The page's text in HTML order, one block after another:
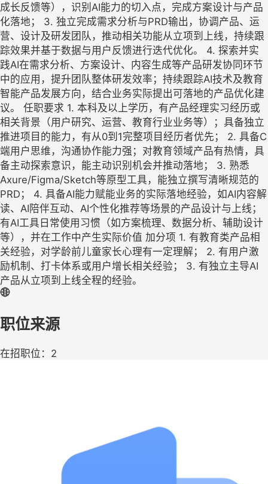
成长反馈等），识别AI能力的切入点，完成方案设计与产品
化落地； 3. 独立完成需求分析与PRD输出，协调产品、运
营、设计及研发团队，推动相关功能从立项到上线，持续跟
踪效果并基于数据与用户反馈进行迭代优化。 4. 探索并实
践AI在需求分析、方案设计、内容生成等产品研发协同环节
中的应用，提升团队整体研发效率；持续跟踪AI技术及教育
智能产品发展方向，结合业务实际提出可落地的产品优化建
议。 任职要求 1. 本科及以上学历，有产品经理实习经历或
相关背景（用户研究、运营、教育行业业务等）；具备独立
推进项目的能力，有从0到1完整项目经历者优先； 2. 具备C
端用户思维，沟通协作能力强；对教育领域产品有热情，具
备主动探索意识，能主动识别机会并推动落地； 3. 熟悉
Axure/Figma/Sketch等原型工具，能独立撰写清晰规范的
PRD； 4. 具备AI能力赋能业务的实际落地经验，如AI内容解
读、AI陪伴互动、AI个性化推荐等场景的产品设计与上线；
有AI工具日常使用习惯（如方案梳理、数据分析、辅助设计
等），并在工作中产生实际价值 加分项 1. 有教育类产品相
关经验，对学龄前儿童家长心理有一定理解； 2. 有用户激
励机制、打卡体系或用户增长相关经验； 3. 有独立主导AI
产品从立项到上线全程的经验。
职位来源
在招职位：2